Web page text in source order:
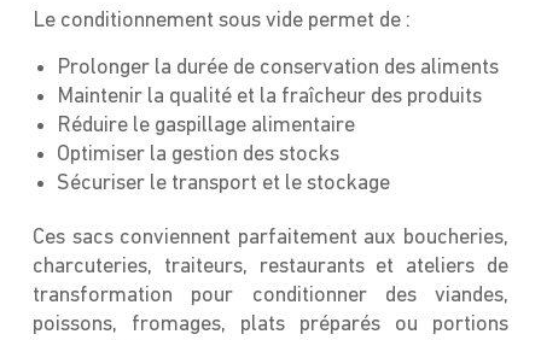
Le conditionnement sous vide permet de :
Prolonger la durée de conservation des aliments
Maintenir la qualité et la fraîcheur des produits
Réduire le gaspillage alimentaire
Optimiser la gestion des stocks
Sécuriser le transport et le stockage
Ces sacs conviennent parfaitement aux boucheries,
charcuteries, traiteurs, restaurants et ateliers de
transformation pour conditionner des viandes,
poissons, fromages, plats préparés ou portions